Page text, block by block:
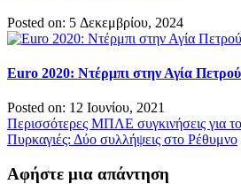
Posted on: 5 Δεκεμβρίου, 2024
Euro 2020: Ντέρμπι στην Αγία
Posted on: 12 Ιουνίου, 2021
Πλοήγηση
άρθρων
Περισσότερες ΜΠΛΕ συγκινήσεις για
Πυρκαγιές: Δύο συλλήψεις στο Ρέθυμνο
Αφήστε μια απάντηση